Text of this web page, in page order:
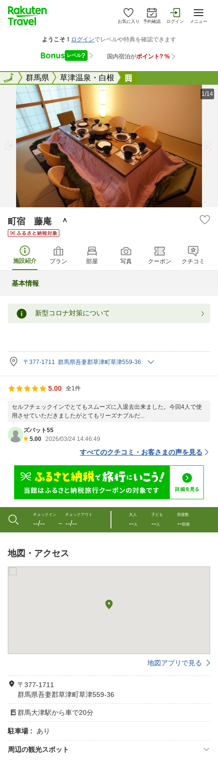
お気に入り 予約確認 ログイン メニュー
全国群馬県 草津温泉・白根
全国
1/14
町宿 藤庵 ＾
施設紹介 プラン 部屋 写真 クーポン クチコミ
基本情報
新型コロナ対策について
〒377-1711 群馬県吾妻郡草津町草津559-36
5.00 全1件
セルフチェックインでとてもスムーズに入退去出来ました。今回4人で使
用させていただきましたがとてもリーズナブルだ...
ズバット55
5.00 2026/03/24 14:46:49
すべてのクチコミ・お客さまの声を見る
チェックイン
--/-- 〜
チェックアウト
--/--
大人
--人
子ども
--人
部屋数
--部屋
地図・アクセス
地図アプリで見る
〒377-1711
群馬県吾妻郡草津町草津559-36
群馬大津駅から車で20分
駐車場 : あり
周辺の観光スポット